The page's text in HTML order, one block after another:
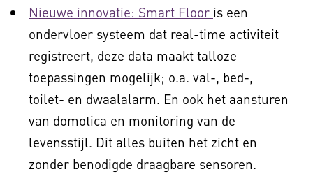
Nieuwe innovatie: Smart Floor is een
ondervloer systeem dat real-time activiteit
registreert, deze data maakt talloze
toepassingen mogelijk; o.a. val-, bed-,
toilet- en dwaalalarm. En ook het aansturen
van domotica en monitoring van de
levensstijl. Dit alles buiten het zicht en
zonder benodigde draagbare sensoren.